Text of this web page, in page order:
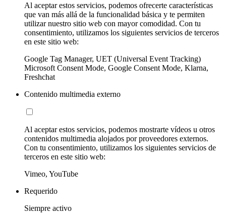
Al aceptar estos servicios, podemos ofrecerte características
que van más allá de la funcionalidad básica y te permiten
utilizar nuestro sitio web con mayor comodidad. Con tu
consentimiento, utilizamos los siguientes servicios de terceros
en este sitio web:
Google Tag Manager, UET (Universal Event Tracking)
Microsoft Consent Mode, Google Consent Mode, Klarna,
Freshchat
Contenido multimedia externo
Al aceptar estos servicios, podemos mostrarte vídeos u otros
contenidos multimedia alojados por proveedores externos.
Con tu consentimiento, utilizamos los siguientes servicios de
terceros en este sitio web:
Vimeo, YouTube
Requerido
Siempre activo